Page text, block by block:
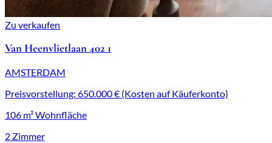
Zu verkaufen
Van Heenvlietlaan 402 1
AMSTERDAM
Preisvorstellung: 650.000 € (Kosten auf Käuferkonto)
106 m² Wohnfläche
2 Zimmer